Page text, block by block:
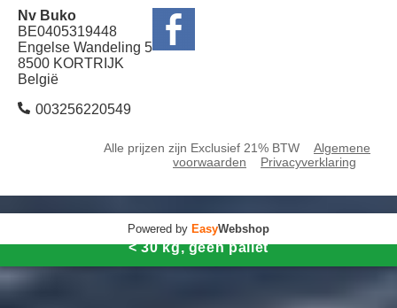
Nv Buko
BE0405319448
Engelse Wandeling 5
8500 KORTRIJK
België
003256220549
Alle prijzen zijn Exclusief 21% BTW
Algemene
voorwaarden
Privacyverklaring
Powered by EasyWebshop